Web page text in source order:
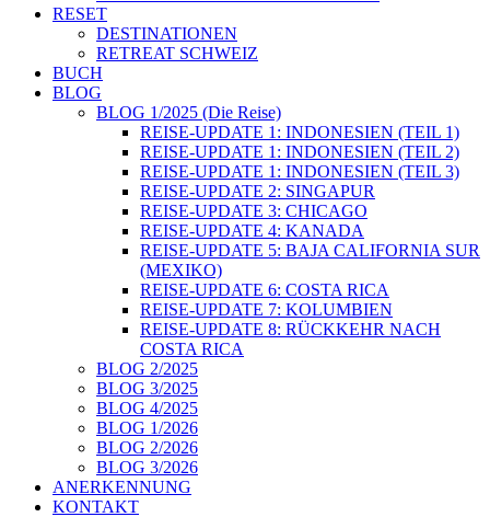
RESET
DESTINATIONEN
RETREAT SCHWEIZ
BUCH
BLOG
BLOG 1/2025 (Die Reise)
REISE-UPDATE 1: INDONESIEN (TEIL 1)
REISE-UPDATE 1: INDONESIEN (TEIL 2)
REISE-UPDATE 1: INDONESIEN (TEIL 3)
REISE-UPDATE 2: SINGAPUR
REISE-UPDATE 3: CHICAGO
REISE-UPDATE 4: KANADA
REISE-UPDATE 5: BAJA CALIFORNIA SUR
(MEXIKO)
REISE-UPDATE 6: COSTA RICA
REISE-UPDATE 7: KOLUMBIEN
REISE-UPDATE 8: RÜCKKEHR NACH
COSTA RICA
BLOG 2/2025
BLOG 3/2025
BLOG 4/2025
BLOG 1/2026
BLOG 2/2026
BLOG 3/2026
ANERKENNUNG
KONTAKT